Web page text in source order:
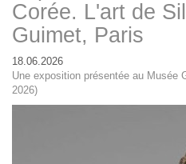
Corée. L'art de
Guimet, Paris
18.06.2026
Une exposition présentée au Musée
2026)